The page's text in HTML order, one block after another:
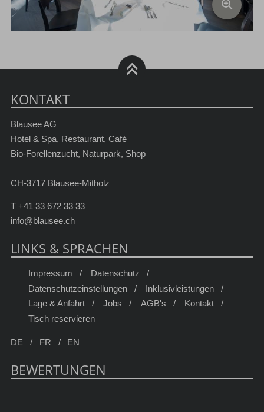
KONTAKT
Blausee AG
Hotel & Spa, Restaurant, Café
Bio-Forellenzucht, Naturpark, Shop
CH-3717 Blausee-Mitholz
T+41 33 672 33 33
info@blausee.ch
LINKS & SPRACHEN
Impressum
Datenschutz
Datenschutzeinstellungen
Inklusivleistungen
Lage & Anfahrt
Jobs AGB's
Kontakt
Tisch reservieren
DE FR EN
BEWERTUNGEN